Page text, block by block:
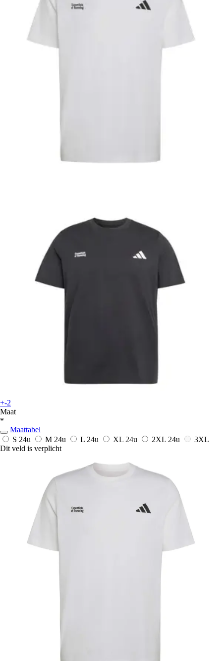
+-2
Maat
*
Maattabel
S 24u M 24u L 24u XL 24u 2XL 24u
3XL
Dit veld is verplicht